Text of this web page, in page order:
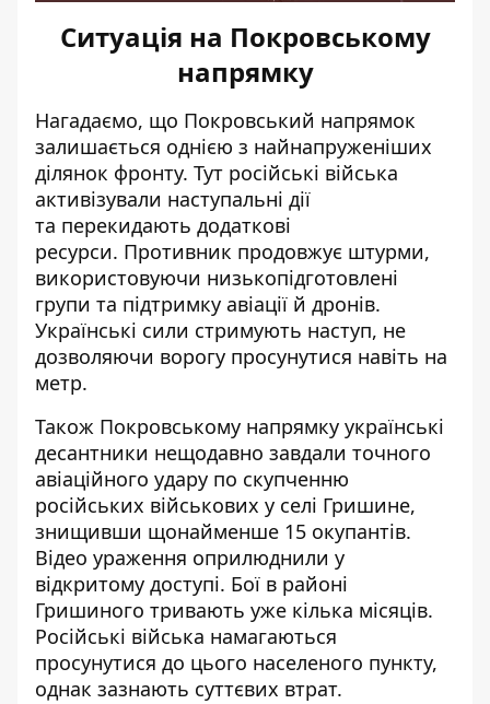
Ситуація на Покровському
напрямку
Нагадаємо, що Покровський напрямок
залишається однією з найнапруженіших
ділянок фронту. Тут російські війська
активізували наступальні дії
та перекидають додаткові
ресурси. Противник продовжує штурми,
використовуючи низькопідготовлені
групи та підтримку авіації й дронів.
Українські сили стримують наступ, не
дозволяючи ворогу просунутися навіть на
метр.
Також Покровському напрямку українські
десантники нещодавно завдали точного
авіаційного удару по скупченню
російських військових у селі Гришине,
знищивши щонайменше 15 окупантів.
Відео ураження оприлюднили у
відкритому доступі. Бої в районі
Гришиного тривають уже кілька місяців.
Російські війська намагаються
просунутися до цього населеного пункту,
однак зазнають суттєвих втрат.